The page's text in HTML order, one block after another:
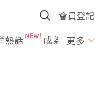
會員登記
熱話 成為U更多